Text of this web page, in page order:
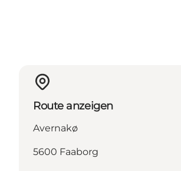
Route anzeigen
Avernakø
5600 Faaborg